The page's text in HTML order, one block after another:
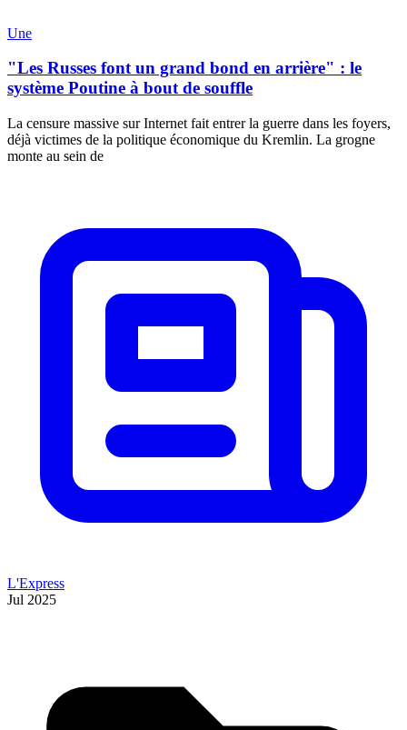
Une
"Les Russes font un grand bond en arrière" : le
système Poutine à bout de souffle
La censure massive sur Internet fait entrer la guerre dans les foyers,
déjà victimes de la politique économique du Kremlin. La grogne
monte au sein de
L'Express
Jul 2025